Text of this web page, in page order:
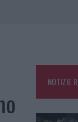
NOTIZIE